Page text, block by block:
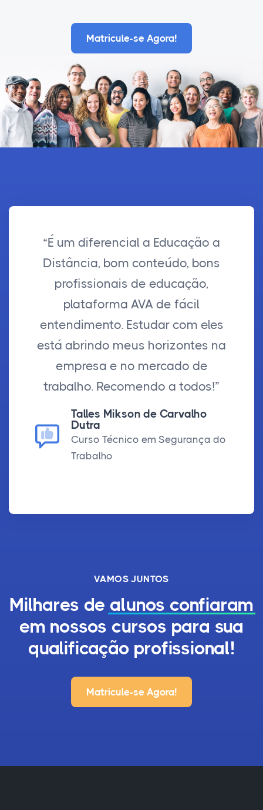
Matricule-se Agora!
“É um diferencial a Educação a
Distância, bom conteúdo, bons
profissionais de educação,
plataforma AVA de fácil
entendimento. Estudar com eles
está abrindo meus horizontes na
empresa e no mercado de
trabalho. Recomendo a todos!”
Talles Mikson de Carvalho
Dutra
Curso Técnico em Segurança do
Trabalho
VAMOS JUNTOS
Milhares de alunos confiaram
em nossos cursos para sua
qualificação profissional!
Matricule-se Agora!